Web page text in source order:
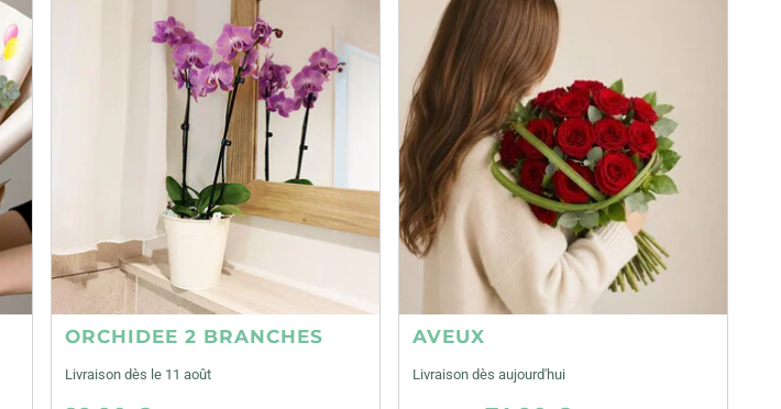
ORCHIDEE 2 BRANCHES
Livraison dès le 11 août
AVEUX
Livraison dès aujourd'hui